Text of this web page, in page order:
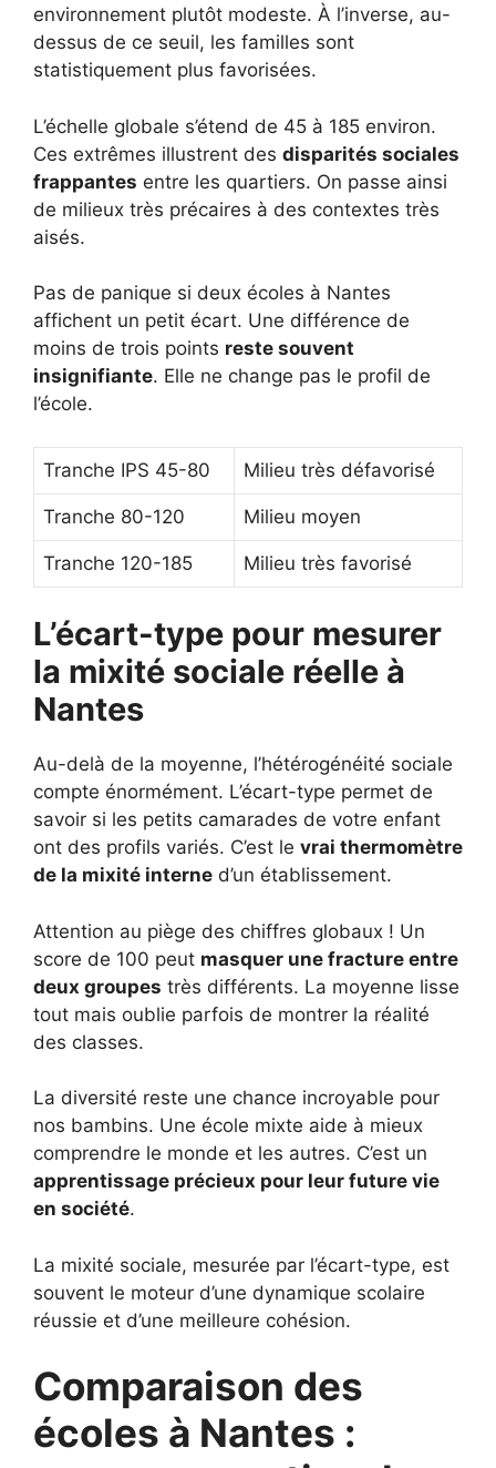
environnement plutôt modeste. À l’inverse, au-
dessus de ce seuil, les familles sont
statistiquement plus favorisées.
L’échelle globale s’étend de 45 à 185 environ.
Ces extrêmes illustrent des disparités sociales
frappantes entre les quartiers. On passe ainsi
de milieux très précaires à des contextes très
aisés.
Pas de panique si deux écoles à Nantes
affichent un petit écart. Une différence de
moins de trois points reste souvent
insignifiante. Elle ne change pas le profil de
l’école.
Tranche IPS 45-80 Milieu très défavorisé
Tranche 80-120 Milieu moyen
Tranche 120-185 Milieu très favorisé
L’écart-type pour mesurer
la mixité sociale réelle à
Nantes
Au-delà de la moyenne, l’hétérogénéité sociale
compte énormément. L’écart-type permet de
savoir si les petits camarades de votre enfant
ont des profils variés. C’est le vrai thermomètre
de la mixité interne d’un établissement.
Attention au piège des chiffres globaux ! Un
score de 100 peut masquer une fracture entre
deux groupes très différents. La moyenne lisse
tout mais oublie parfois de montrer la réalité
des classes.
La diversité reste une chance incroyable pour
nos bambins. Une école mixte aide à mieux
comprendre le monde et les autres. C’est un
apprentissage précieux pour leur future vie
en société.
La mixité sociale, mesurée par l’écart-type, est
souvent le moteur d’une dynamique scolaire
réussie et d’une meilleure cohésion.
Comparaison des
écoles à Nantes :